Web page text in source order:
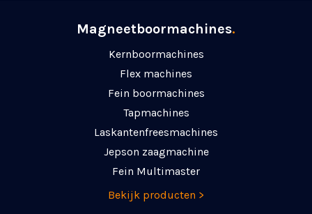
Magneetboormachines.
Kernboormachines
Flex machines
Fein boormachines
Tapmachines
Laskanten­freesmachines
Jepson zaagmachine
Fein Multimaster
Bekijk producten >